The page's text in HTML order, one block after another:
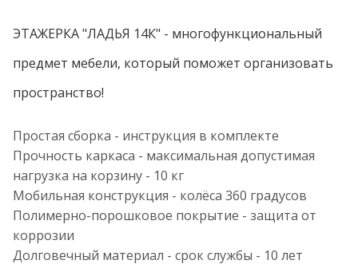
ЭТАЖЕРКА "ЛАДЬЯ 14К" - многофункциональный
предмет мебели, который поможет организовать
пространство!
Простая сборка - инструкция в комплекте
Прочность каркаса - максимальная допустимая
нагрузка на корзину - 10 кг
Мобильная конструкция - колёса 360 градусов
Полимерно-порошковое покрытие - защита от
коррозии
Долговечный материал - срок службы - 10 лет